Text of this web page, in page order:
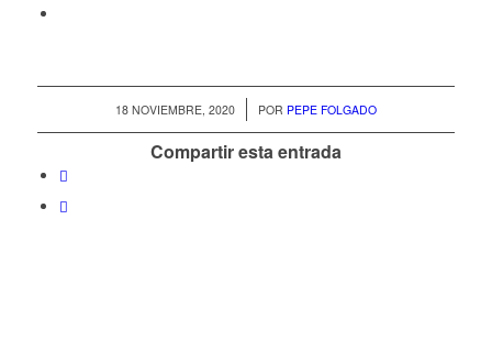
18 NOVIEMBRE, 2020
/ POR PEPE FOLGADO
Compartir esta entrada